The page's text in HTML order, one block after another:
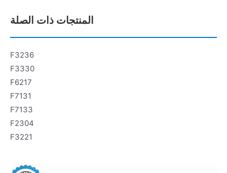
المنتجات ذات الصلة
F3236
F3330
F6217
F7131
F7133
F2304
F3221